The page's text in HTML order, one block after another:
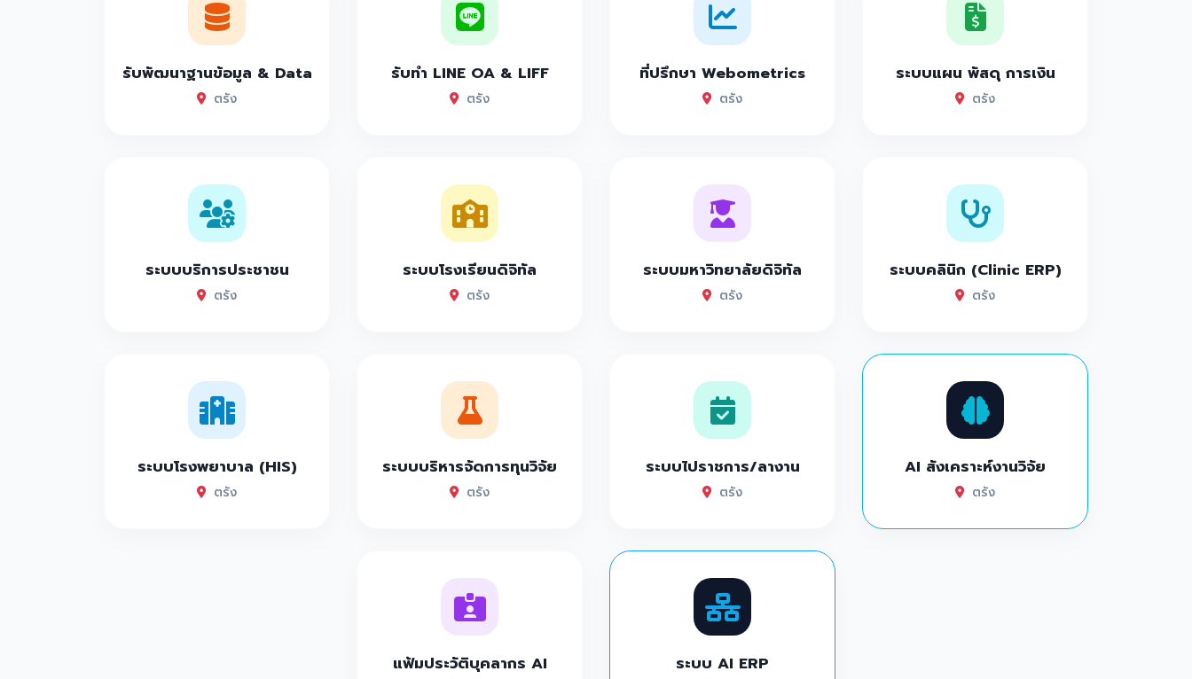
รับพัฒนาฐานข้อมูล & Data
ตรัง
รับทำ LINE OA & LIFF
ตรัง
ที่ปรึกษา Webometrics
ตรัง
ระบบแผน พัสดุ การเงิน
ตรัง
ระบบบริการประชาชน
ตรัง
ระบบโรงเรียนดิจิทัล
ตรัง
ระบบมหาวิทยาลัยดิจิทัล
ตรัง
ระบบคลินิก (Clinic ERP)
ตรัง
ระบบโรงพยาบาล (HIS)
ตรัง
ระบบบริหารจัดการทุนวิจัย
ตรัง
ระบบไปราชการ/ลางาน
ตรัง
AI สังเคราะห์งานวิจัย
ตรัง
แฟ้มประวัติบุคลากร AI ระบบ AI ERP